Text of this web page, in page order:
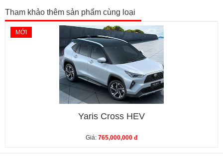
Tham khảo thêm sản phẩm cùng loại
MỚI
Yaris Cross HEV
Giá: 765,000,000 đ